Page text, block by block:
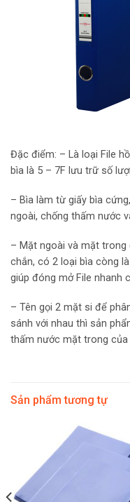
Đặc điểm: – Là loại File
bìa là 5 – 7F lưu trữ số
– Bìa làm từ giấy bìa
ngoài, chống thấm nước
– Mặt ngoài và mặt
chắn, có 2 loại bìa còng
giúp đóng mở File nhanh
– Tên gọi 2 mặt si để
sánh với nhau thì sản
thấm nước mặt trong của
Sản phẩm tương tự